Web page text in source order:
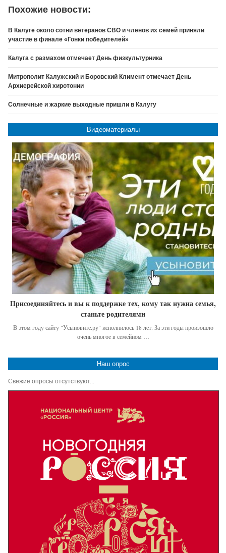
Похожие новости:
В Калуге около сотни ветеранов СВО и членов их семей приняли
участие в финале «Гонки победителей»
Калуга с размахом отмечает День физкультурника
Митрополит Калужский и Боровский Климент отмечает День
Архиерейской хиротонии
Солнечные и жаркие выходные пришли в Калугу
Видеоматериалы
Присоединяйтесь и вы к поддержке тех, кому так нужна семья,
станьте родителями
В этом году сайту "Усыновите.ру" исполнилось 18 лет. За эти годы произошло
очень многое в семейном …
Наш опрос
Свежие опросы отсутствуют...